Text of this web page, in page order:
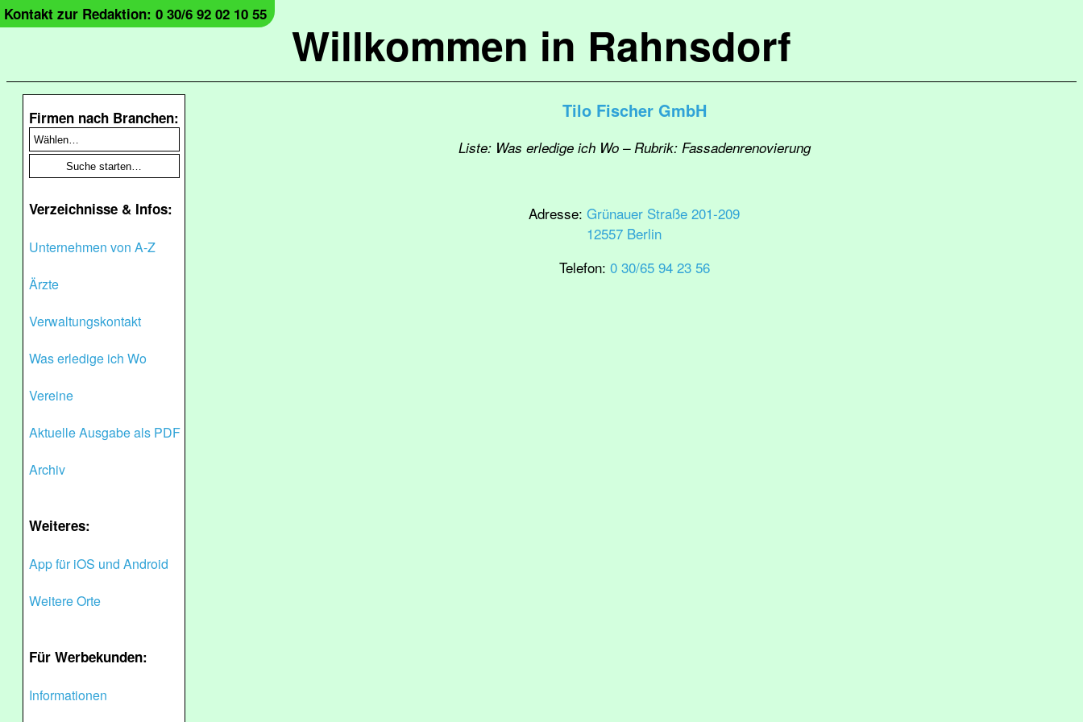
Willkommen in Rahnsdorf
Kontakt zur Redaktion: 0 30/6 92 02 10 55
Firmen nach Branchen:
Verzeichnisse & Infos:
Unternehmen von A-Z
Ärzte
Verwaltungskontakt
Was erledige ich Wo
Vereine
Aktuelle Ausgabe als PDF
Archiv
Weiteres:
App für iOS und Android
Weitere Orte
Für Werbekunden:
Informationen
Tilo Fischer GmbH
Liste: Was erledige ich Wo – Rubrik: Fassadenrenovierung
Adresse: Grünauer Straße 201-209
12557 Berlin
Telefon: 0 30/65 94 23 56